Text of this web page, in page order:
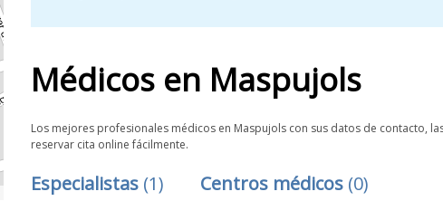
Médicos en Maspujols
Los mejores profesionales médicos en Maspujols con sus datos de contacto,
reservar cita online fácilmente.
Especialistas (1) Centros médicos (0)